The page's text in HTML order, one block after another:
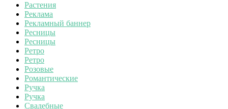
Растения
Реклама
Рекламный баннер
Ресницы
Ресницы
Ретро
Ретро
Розовые
Романтические
Ручка
Ручка
Свадебные